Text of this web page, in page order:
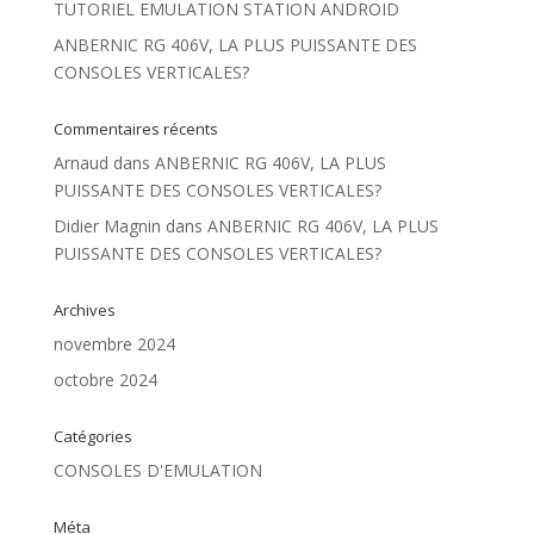
TUTORIEL EMULATION STATION ANDROID
ANBERNIC RG 406V, LA PLUS PUISSANTE DES
CONSOLES VERTICALES?
Commentaires récents
Arnaud dans ANBERNIC RG 406V, LA PLUS
PUISSANTE DES CONSOLES VERTICALES?
Didier Magnin dans ANBERNIC RG 406V, LA PLUS
PUISSANTE DES CONSOLES VERTICALES?
Archives
novembre 2024
octobre 2024
Catégories
CONSOLES D'EMULATION
Méta